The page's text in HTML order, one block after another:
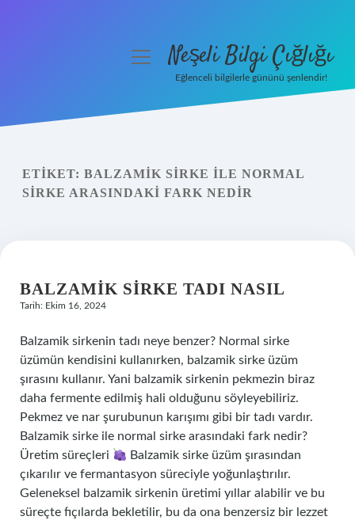
Yasal Uyarı
menüyüNeşeli Bilgi Çığlığı
Eğlenceli bilgilerle gününü şenlendir!
ETIKET: BALZAMIK SIRKE ILE NORMAL
SIRKE ARASINDAKI FARK NEDIR
BALZAMIK SIRKE TADI NASIL
Tarih: Ekim 16, 2024
Balzamik sirkenin tadı neye benzer? Normal sirke
üzümün kendisini kullanırken, balzamik sirke üzüm
şırasını kullanır. Yani balzamik sirkenin pekmezin biraz
daha fermente edilmiş hali olduğunu söyleyebiliriz.
Pekmez ve nar şurubunun karışımı gibi bir tadı vardır.
Balzamik sirke ile normal sirke arasındaki fark nedir?
Üretim süreçleri
Balzamik sirke üzüm şırasından
çıkarılır ve fermantasyon süreciyle yoğunlaştırılır.
Geleneksel balzamik sirkenin üretimi yıllar alabilir ve bu
süreçte fıçılarda bekletilir, bu da ona benzersiz bir lezzet